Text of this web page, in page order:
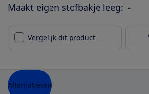
Maakt eigen stofbakje leeg: -
Vergelijk dit product
Alternatieven